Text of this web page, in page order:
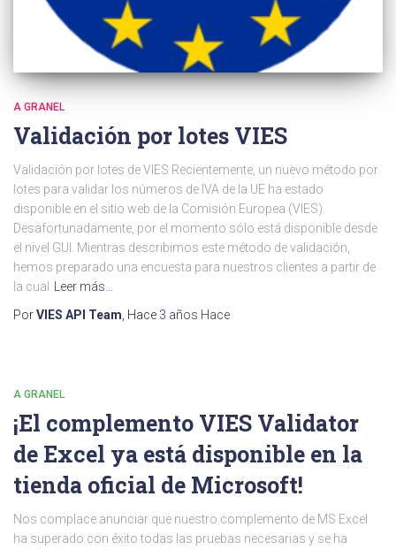
A GRANEL
Validación por lotes VIES
Validación por lotes de VIES Recientemente, un nuevo método por
lotes para validar los números de IVA de la UE ha estado
disponible en el sitio web de la Comisión Europea (VIES).
Desafortunadamente, por el momento sólo está disponible desde
el nivel GUI. Mientras describimos este método de validación,
hemos preparado una encuesta para nuestros clientes a partir de
la cual
Leer más…
PorVIES API Team, Hace 3 años Hace
A GRANEL
¡El complemento VIES Validator
de Excel ya está disponible en la
tienda oficial de Microsoft!
Nos complace anunciar que nuestro complemento de MS Excel
ha superado con éxito todas las pruebas necesarias y se ha